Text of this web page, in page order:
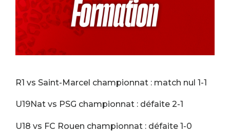
R1 vs Saint-Marcel championnat : match nul 1-1
U19Nat vs PSG championnat : défaite 2-1
U18 vs FC Rouen championnat : défaite 1-0